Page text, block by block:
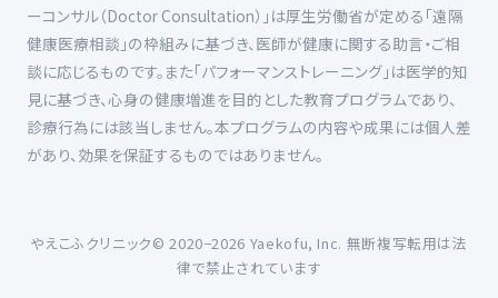
ーコンサル（Doctor Consultation）」は厚生労働省が定める「遠隔
健康医療相談」の枠組みに基づき、医師が健康に関する助言・ご相
談に応じるものです。また「パフォーマンストレーニング」は医学的知
見に基づき、心身の健康増進を目的とした教育プログラムであり、
診療行為には該当しません。本プログラムの内容や成果には個人差
があり、効果を保証するものではありません。
やえこふクリニック© 2020−2026 Yaekofu, Inc. 無断複写転用は法
律で禁止されています